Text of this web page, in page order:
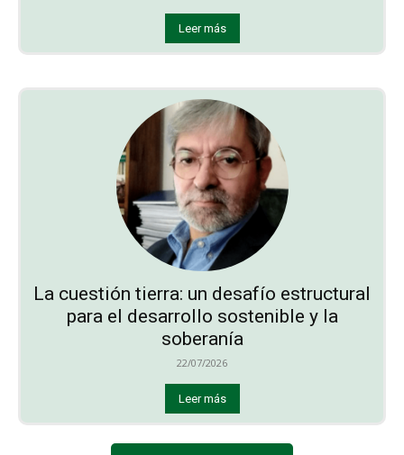
Leer más
La cuestión tierra: un desafío estructural
para el desarrollo sostenible y la
soberanía
22/07/2026
Leer más